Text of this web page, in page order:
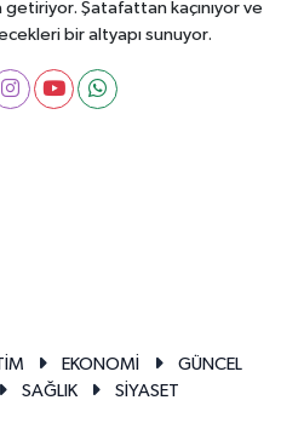
Şatafattan kaçınıyor ve
bir altyapı sunuyor.
EKONOMİ
GÜNCEL
SAĞLIK
SİYASET